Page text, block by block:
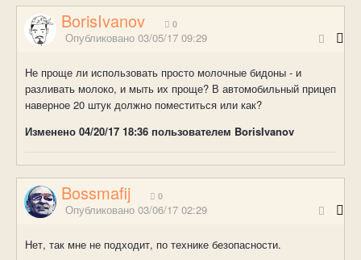
BorisIvanov 0
Опубликовано 03/05/17 09:29
Не проще ли использовать просто молочные бидоны - и
разливать молоко, и мыть их проще? В автомобильный прицеп
наверное 20 штук должно поместиться или как?
Изменено 04/20/17 18:36 пользователем BorisIvanov
Bossmafij 0
Опубликовано 03/06/17 02:29
Нет, так мне не подходит, по технике безопасности.